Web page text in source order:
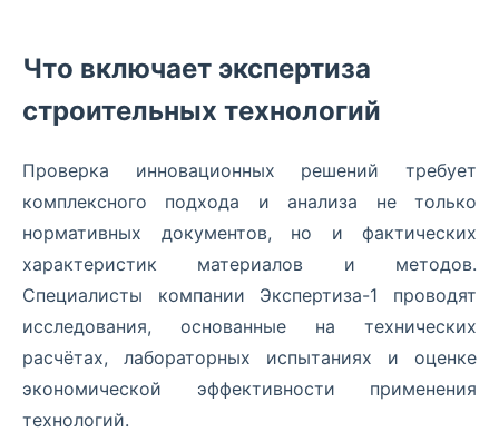
Что включает экспертиза
строительных технологий
Проверка инновационных решений требует
комплексного подхода и анализа не только
нормативных документов, но и фактических
характеристик материалов и методов.
Специалисты компании Экспертиза-1 проводят
исследования, основанные на технических
расчётах, лабораторных испытаниях и оценке
экономической эффективности применения
технологий.